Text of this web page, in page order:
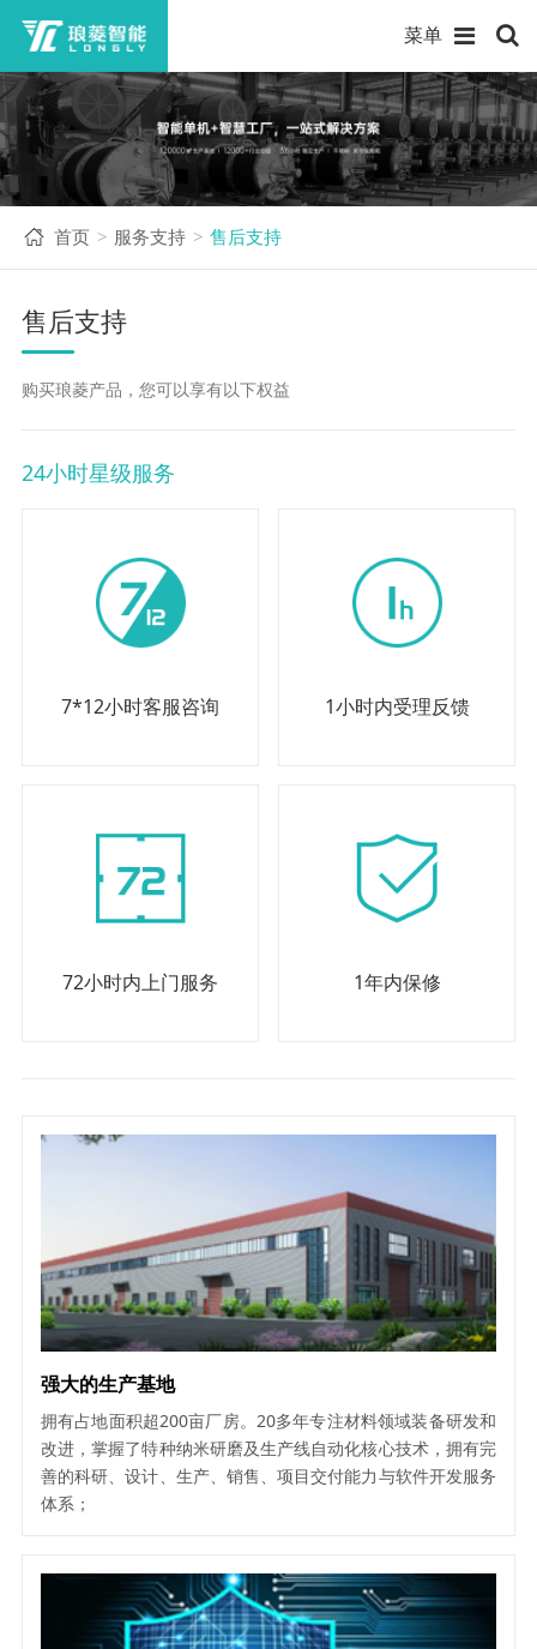
菜单
首页 > 服务支持 > 售后支持
售后支持
购买琅菱产品，您可以享有以下权益
24小时星级服务
7*12小时客服咨询 1小时内受理反馈
72小时内上门服务 1年内保修
强大的生产基地
拥有占地面积超200亩厂房。20多年专注材料领域装备研发和
改进，掌握了特种纳米研磨及生产线自动化核心技术，拥有完
善的科研、设计、生产、销售、项目交付能力与软件开发服务
体系；